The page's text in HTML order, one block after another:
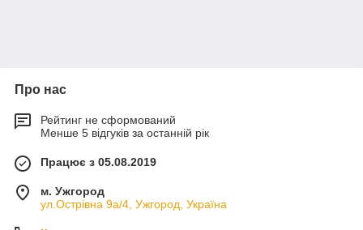
Про нас
Рейтинг не сформований
Менше 5 відгуків за останній рік
Працює з 05.08.2019
м. Ужгород
ул.Острівна 9а/4, Ужгород, Україна